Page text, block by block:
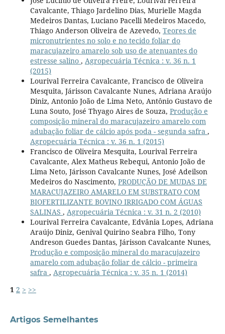
Cavalcante, Thiago Jardelino Dias, Murielle Magda
Medeiros Dantas, Luciano Pacelli Medeiros Macedo,
Thiago Anderson Oliveira de Azevedo, Teores de
micronutrientes no solo e no tecido foliar do
maracujazeiro amarelo sob uso de atenuantes do
estresse salino , Agropecuária Técnica : v. 36 n. 1
(2015)
Lourival Ferreira Cavalcante, Francisco de Oliveira
Mesquita, Járisson Cavalcante Nunes, Adriana Araújo
Diniz, Antonio João de Lima Neto, Antônio Gustavo de
Luna Souto, José Thyago Aires de Souza, Produção e
composição mineral do maracujazeiro amarelo com
adubação foliar de cálcio após poda - segunda safra ,
Agropecuária Técnica : v. 36 n. 1 (2015)
Francisco de Oliveira Mesquita, Lourival Ferreira
Cavalcante, Alex Matheus Rebequi, Antonio João de
Lima Neto, Járisson Cavalcante Nunes, José Adeilson
Medeiros do Nascimento, PRODUÇÃO DE MUDAS DE
MARACUJAZEIRO AMARELO EM SUBSTRATO COM
BIOFERTILIZANTE BOVINO IRRIGADO COM ÁGUAS
SALINAS , Agropecuária Técnica : v. 31 n. 2 (2010)
Lourival Ferreira Cavalcante, Edvânia Lopes, Adriana
Araújo Diniz, Genival Quirino Seabra Filho, Tony
Andreson Guedes Dantas, Járisson Cavalcante Nunes,
Produção e composição mineral do maracujazeiro
amarelo com adubação foliar de cálcio - primeira
safra , Agropecuária Técnica : v. 35 n. 1 (2014)
1 2 > >>
Artigos Semelhantes